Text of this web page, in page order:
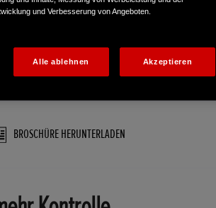
BROSCHÜRE HERUNTERLADEN
und Verbesserung von Angeboten.
Alle ablehnen Akzeptieren